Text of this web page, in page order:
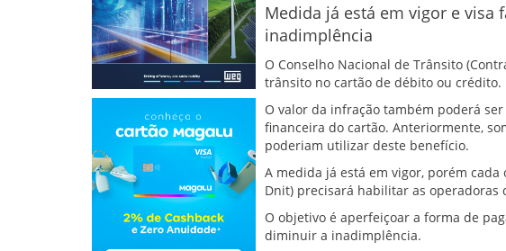
Medida já está em vigor e
inadimplência
O Conselho Nacional de Trânsito
trânsito no cartão de débito ou crédito.
O valor da infração também poderá
financeira do cartão. Anteriormente,
poderiam utilizar deste benefício.
A medida já está em vigor, porém
Dnit) precisará habilitar as
O objetivo é aperfeiçoar a forma de
diminuir a inadimplência.